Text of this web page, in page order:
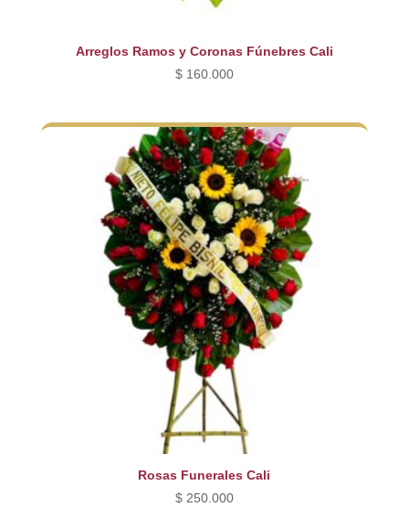
Arreglos Ramos y Coronas Fúnebres Cali
$160.000
Rosas Funerales Cali
$250.000